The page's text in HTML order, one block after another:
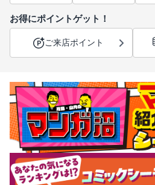
お得にポイントゲット！
ご来店ポイント